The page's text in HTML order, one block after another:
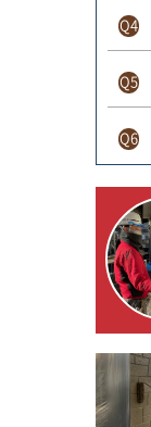
Q4
Q5
Q6